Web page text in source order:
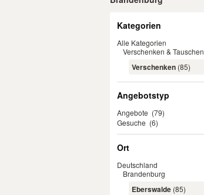
Kategorien
Alle Kategorien
Verschenken & Tauschen
Verschenken (85)
Angebotstyp
Angebote (79)
Gesuche (6)
Ort
Deutschland
Brandenburg
Eberswalde (85)